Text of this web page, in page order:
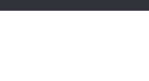
Roonstrasse 24